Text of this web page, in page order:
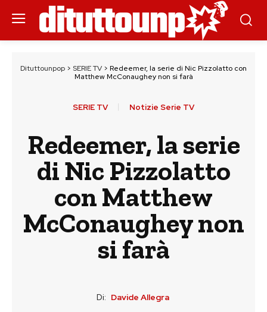
Dituttounpop > SERIE TV > Redeemer, la serie di Nic Pizzolatto con
Matthew McConaughey non si farà
SERIE TV Notizie Serie TV
Redeemer, la serie
di Nic Pizzolatto
con Matthew
McConaughey non
si farà
Di: Davide Allegra